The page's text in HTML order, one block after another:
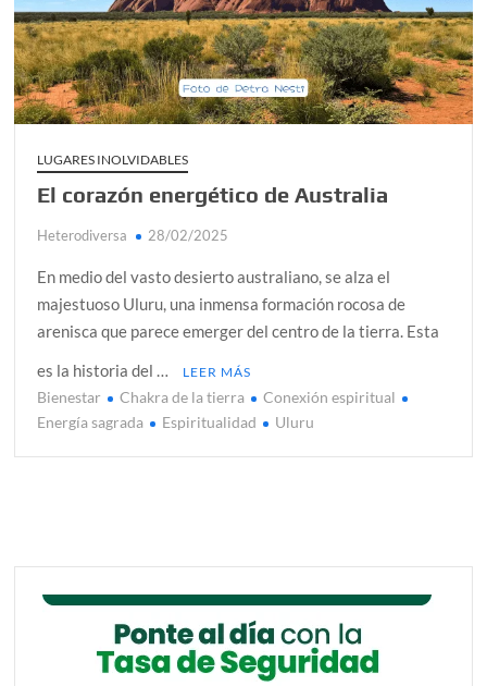
alcanzar
Día de Independencia 2026: de Patria Boba a Colombia
polarizada
¿Podemos comunicarnos con seres de otros planos o
Salud mental digital: cómo frenar la ansiedad que
¿Cómo descubrir esa conexión energética de la sexualidad
LUGARES INOLVIDABLES
El corazón energético de Australia
Heterodiversa 28/02/2025
En medio del vasto desierto australiano, se alza el
majestuoso Uluru, una inmensa formación rocosa de
arenisca que parece emerger del centro de la tierra. Esta
es la historia del …
LEER MÁS
Bienestar Chakra de la tierra
Conexión espiritual
Energía sagrada
Espiritualidad Uluru